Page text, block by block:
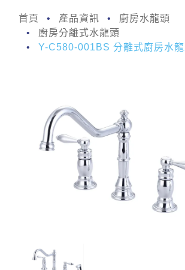
首頁 產品資訊
廚房水龍頭
廚房分離式水龍頭
Y-C580-001BS 分離式廚房水龍